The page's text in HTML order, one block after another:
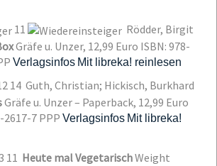
11
Rödder, Birgit
Gräfe u. Unzer, 12,99 Euro ISBN: 978-
Verlagsinfos Mit libreka! reinlesen
14 Guth, Christian; Hickisch, Burkhard
Gräfe u. Unzer – Paperback, 12,99 Euro
2617-7 PPP Verlagsinfos Mit libreka!
11 Heute mal VegetarischWeight